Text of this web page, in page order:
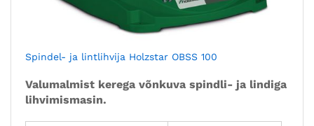
Spindel- ja lintlihvija Holzstar OBSS 100
Valumalmist kerega võnkuva spindli- ja lindiga
lihvimismasin.